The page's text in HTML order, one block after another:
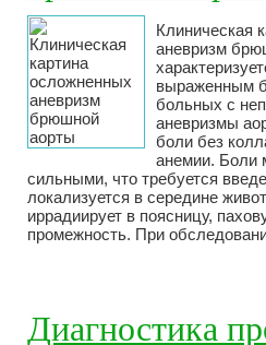
Клиническая
аневризм
выраженным
больных с
аневризмы
боли без
анемии. Боли
сильными, что требуется
локализуется в середине
иррадиирует в поясницу,
промежность. При
Диагностика